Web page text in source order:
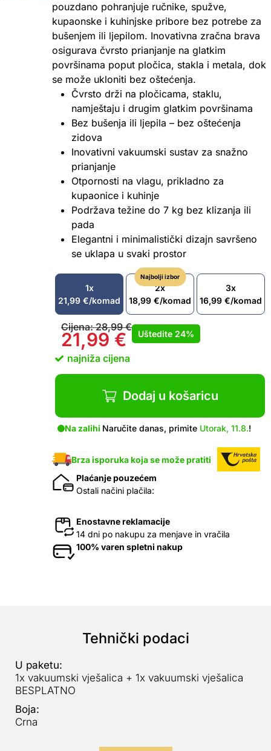
pouzdano pohranjuje ručnike, spužve,
kupaonske i kuhinjske pribore bez potrebe za
bušenjem ili ljepilom. Inovativna zračna brava
osigurava čvrsto prianjanje na glatkim
površinama poput pločica, stakla i metala, dok
se može ukloniti bez oštećenja.
Čvrsto drži na pločicama, staklu,
namještaju i drugim glatkim površinama
Bez bušenja ili ljepila – bez oštećenja
zidova
Inovativni vakuumski sustav za snažno
prianjanje
Otpornosti na vlagu, prikladno za
kupaonice i kuhinje
Podržava težine do 7 kg bez klizanja ili
pada
Elegantni i minimalistički dizajn savršeno
se uklapa u svaki prostor
1x
21,99 €/komad
Najbolji izbor
2x
18,99 €/komad
3x
16,99 €/komad
Cijena:28,99€
21,99 € Uštedite 24%
najniža cijena
Dodaj u košaricu
Na zalihi Naručite danas, primite Utorak, 11.8.!
Brza isporuka koja se može pratiti
Plaćanje pouzećem
Ostali načini plačila:
Enostavne reklamacije
14 dni po nakupu za menjave in vračila
100% varen spletni nakup
Tehnički podaci
U paketu:
1x vakuumski vješalica + 1x vakuumski vješalica
BESPLATNO
Boja:
Crna